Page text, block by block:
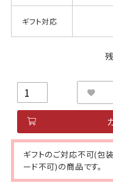
ギフト対応
ギフトのご対応不可(包
ード不可)の商品です。